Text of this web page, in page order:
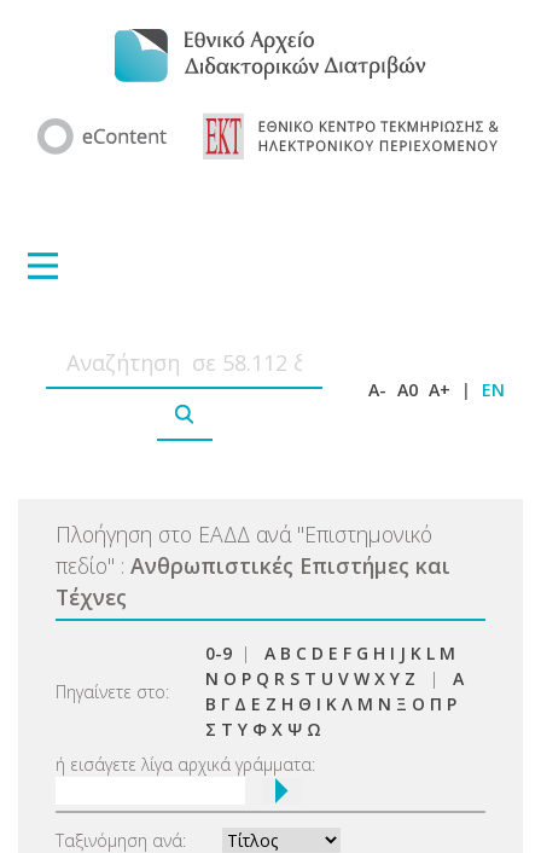
A- A0 A+ | EN
Πλοήγηση στο ΕΑΔΔ ανά "Επιστημονικό
πεδίο" : Ανθρωπιστικές Επιστήμες και
Τέχνες
Πηγαίνετε στο:
0-9 | A B C D E F G H I J K L M
N O P Q R S T U V W X Y Z | Α
Β Γ Δ Ε Ζ Η Θ Ι Κ Λ Μ Ν Ξ Ο Π Ρ
Σ Τ Υ Φ Χ Ψ Ω
ή εισάγετε λίγα αρχικά γράμματα:
Ταξινόμηση ανά: